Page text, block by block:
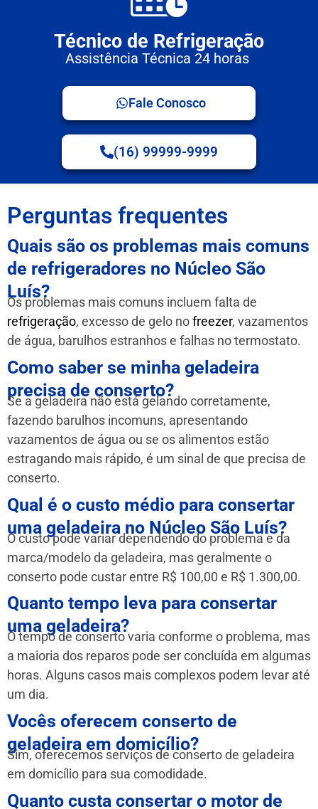
Técnico de Refrigeração
Assistência Técnica 24 horas
Fale Conosco
(16) 99999-9999
Perguntas frequentes
Quais são os problemas mais comuns
de refrigeradores no Núcleo São
Luís?
Os problemas mais comuns incluem falta de
refrigeração, excesso de gelo nofreezer, vazamentos
de água, barulhos estranhos e falhas no termostato.
Como saber se minha geladeira
precisa de conserto?
Se a geladeira não está gelando corretamente,
fazendo barulhos incomuns, apresentando
vazamentos de água ou se os alimentos estão
estragando mais rápido, é um sinal de que precisa de
conserto.
Qual é o custo médio para consertar
uma geladeira no Núcleo São Luís?
O custo pode variar dependendo do problema e da
marca/modelo da geladeira, mas geralmente o
conserto pode custar entre R$ 100,00 e R$ 1.300,00.
Quanto tempo leva para consertar
uma geladeira?
O tempo de conserto varia conforme o problema, mas
a maioria dos reparos pode ser concluída em algumas
horas. Alguns casos mais complexos podem levar até
um dia.
Vocês oferecem conserto de
geladeira em domicílio?
Sim, oferecemos serviços de conserto de geladeira
em domicílio para sua comodidade.
Quanto custa consertar o motor de